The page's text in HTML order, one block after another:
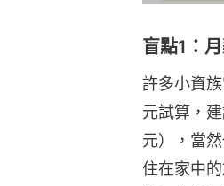
盲點1：
許多小資
元試算，
元），當
住在家中